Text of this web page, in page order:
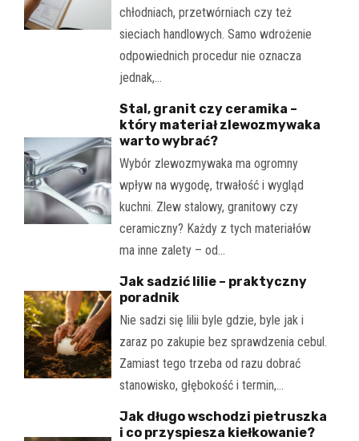
chłodniach, przetwórniach czy też
sieciach handlowych. Samo wdrożenie
odpowiednich procedur nie oznacza
jednak,…
Stal, granit czy ceramika –
który materiał zlewozmywaka
warto wybrać?
Wybór zlewozmywaka ma ogromny
wpływ na wygodę, trwałość i wygląd
kuchni. Zlew stalowy, granitowy czy
ceramiczny? Każdy z tych materiałów
ma inne zalety – od…
Jak sadzić lilie – praktyczny
poradnik
Nie sadzi się lilii byle gdzie, byle jak i
zaraz po zakupie bez sprawdzenia cebul.
Zamiast tego trzeba od razu dobrać
stanowisko, głębokość i termin,…
Jak długo wschodzi pietruszka
i co przyspiesza kiełkowanie?